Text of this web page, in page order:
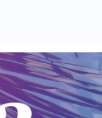
知识科普
临床研究
NCCN指南
服务